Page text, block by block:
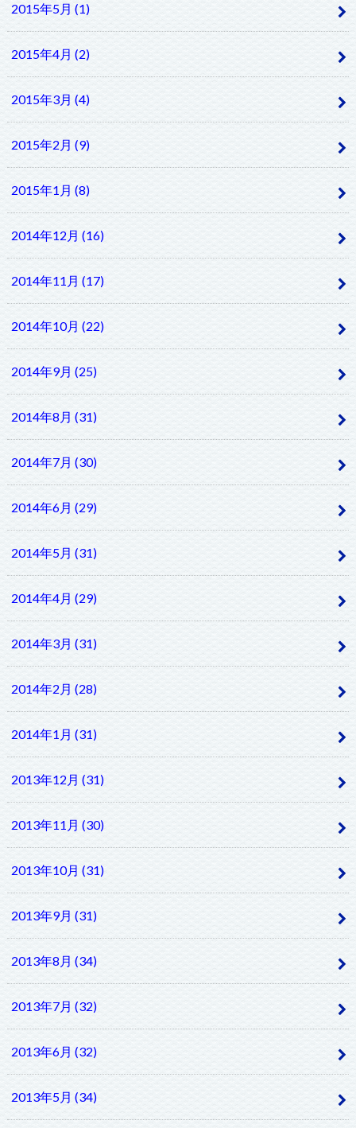
2015年5月 (1)
2015年4月 (2)
2015年3月 (4)
2015年2月 (9)
2015年1月 (8)
2014年12月 (16)
2014年11月 (17)
2014年10月 (22)
2014年9月 (25)
2014年8月 (31)
2014年7月 (30)
2014年6月 (29)
2014年5月 (31)
2014年4月 (29)
2014年3月 (31)
2014年2月 (28)
2014年1月 (31)
2013年12月 (31)
2013年11月 (30)
2013年10月 (31)
2013年9月 (31)
2013年8月 (34)
2013年7月 (32)
2013年6月 (32)
2013年5月 (34)